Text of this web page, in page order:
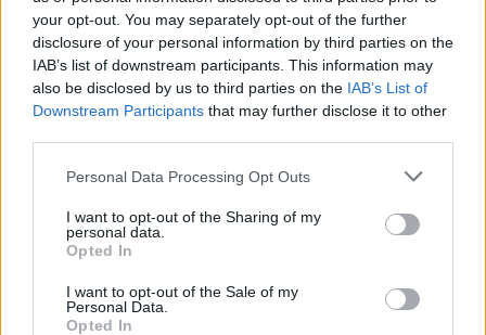
your opt-out. You may separately opt-out of the further
disclosure of your personal information by third parties on the
IAB’s list of downstream participants. This information may
also be disclosed by us to third parties on the IAB’s List of
Downstream Participants that may further disclose it to other
Personal Data Processing Opt Outs
I want to opt-out of the Sharing of my
personal data.
Opted In
I want to opt-out of the Sale of my
Personal Data.
Opted In
της στην ελληνική μουσική. Είχε επίσης τη σπάνια ικανότητα να
προσαρμόζεται στις αλλαγές των εποχών, διατηρώντας την
καλλιτεχνική της φρεσκάδα και γοητεία, ενώ παράλληλα
κρατούσε αναλλοίωτη τη λαϊκή της ψυχή.